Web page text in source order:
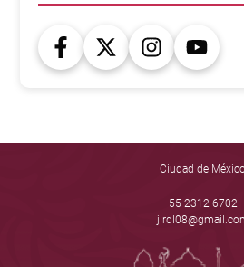
Ciudad de
55 2312 6702